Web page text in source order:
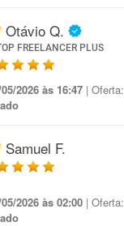
Otávio Q.
FREELANCER PLUS
2026 às 16:47 | Oferta:
Samuel F.
2026 às 02:00 | Oferta: